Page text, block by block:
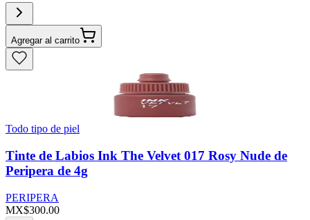
Agregar al carrito
Todo tipo de piel
Tinte de Labios Ink The Velvet 017 Rosy Nude de
Peripera de 4g
PERIPERA
MX$300.00